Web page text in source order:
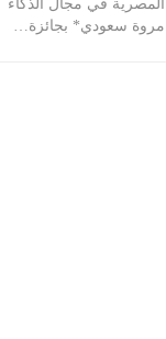
المصرية في مجال الذكاء
مروة سعودي* بجائزة…